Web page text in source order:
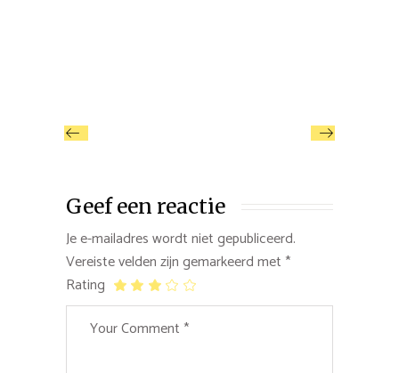
Geef een reactie
Je e-mailadres wordt niet gepubliceerd.
Vereiste velden zijn gemarkeerd met *
Rating